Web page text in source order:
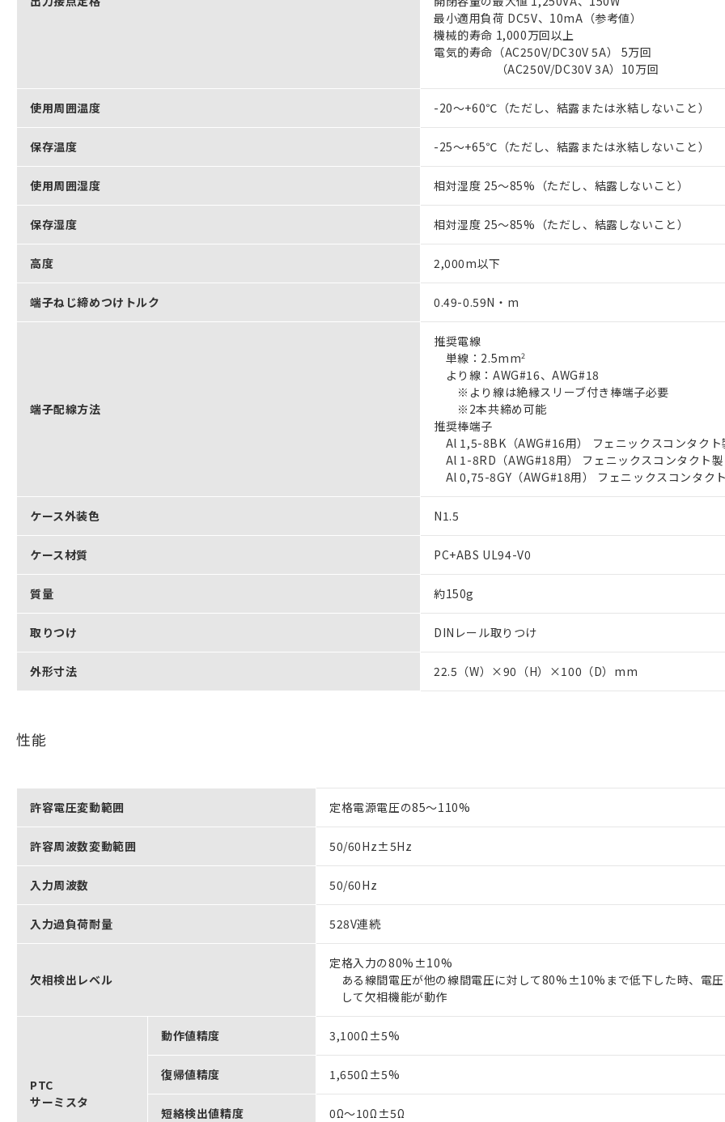
最小適用負荷 DC5V、10mA（参考値）
機械的寿命 1,000万回以上
電気的寿命（AC250V/DC30V 5A） 5万回
（AC250V/DC30V 3A）10万回
使用周囲温度 -20～+60℃（ただし、結露または氷結しないこと）
保存温度 -25～+65℃（ただし、結露または氷結しないこと）
使用周囲湿度 相対湿度 25～85%（ただし、結露しないこと）
保存湿度 相対湿度 25～85%（ただし、結露しないこと）
高度 2,000m以下
端子ねじ締めつけトルク 0.49-0.59N・m
端子配線方法
推奨電線
単線：2.5mm2
より線：AWG#16、AWG#18
※より線は絶縁スリーブ付き棒端子必要
※2本共締め可能
推奨棒端子
Al 1,5-8BK（AWG#16用） フェニックスコンタクト
Al 1-8RD（AWG#18用） フェニックスコンタクト製
Al 0,75-8GY（AWG#18用） フェニックスコンタク
ケース外装色 N1.5
ケース材質 PC+ABS UL94-V0
質量 約150g
取りつけ DINレール取りつけ
外形寸法 22.5（W）×90（H）×100（D）mm
性能
許容電圧変動範囲 定格電源電圧の85～110%
許容周波数変動範囲 50/60Hz±5Hz
入力周波数 50/60Hz
入力過負荷耐量 528V連続
欠相検出レベル
定格入力の80%±10%
ある線間電圧が他の線間電圧に対して80%±10%まで低下した時、電
して欠相機能が動作
PTC
サーミスタ
動作値精度 3,100Ω±5%
復帰値精度 1,650Ω±5%
短絡検出値精度 0Ω～10Ω±5Ω